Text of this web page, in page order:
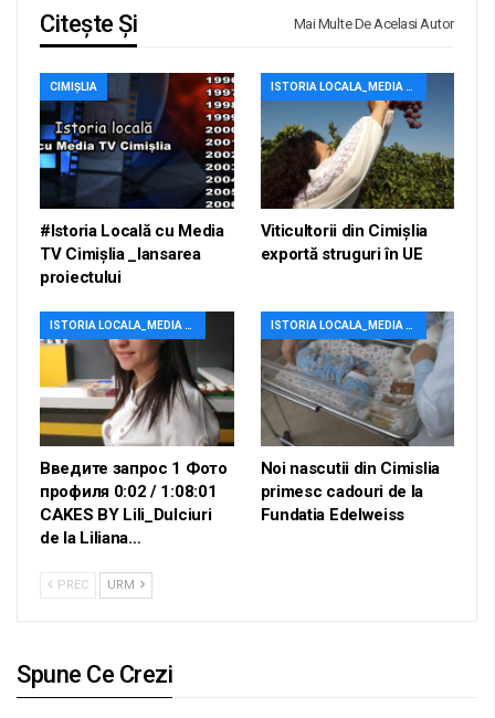
Citește Și Mai Multe De Acelasi Autor
CIMIȘLIA
#Istoria Locală cu Media
TV Cimișlia _lansarea
proiectului
ISTORIA LOCALA_MEDIA TV
Viticultorii din Cimișlia
exportă struguri în UE
ISTORIA LOCALA_MEDIA TV
Введите запрос 1 Фото
профиля 0:02 / 1:08:01
CAKES BY Lili_Dulciuri
de la Liliana…
ISTORIA LOCALA_MEDIA TV
Noi nascutii din Cimislia
primesc cadouri de la
Fundatia Edelweiss
PREC URM
Spune Ce Crezi